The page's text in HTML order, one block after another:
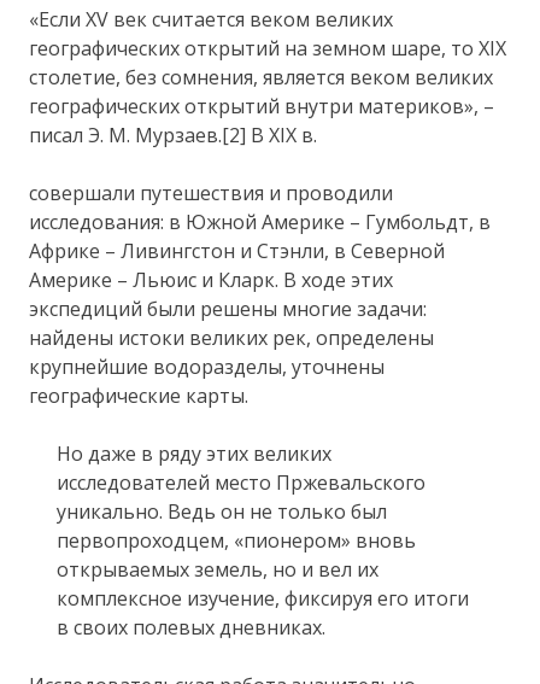
«Если XV век считается веком великих
географических открытий на земном шаре, то XIX
столетие, без сомнения, является веком великих
географических открытий внутри материков», –
писал Э. М. Мурзаев.[2] В XIX в.
совершали путешествия и проводили
исследования: в Южной Америке – Гумбольдт, в
Африке – Ливингстон и Стэнли, в Северной
Америке – Льюис и Кларк. В ходе этих
экспедиций были решены многие задачи:
найдены истоки великих рек, определены
крупнейшие водоразделы, уточнены
географические карты.
Но даже в ряду этих великих
исследователей место Пржевальского
уникально. Ведь он не только был
первопроходцем, «пионером» вновь
открываемых земель, но и вел их
комплексное изучение, фиксируя его итоги
в своих полевых дневниках.